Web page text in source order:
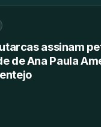
assinam
de Ana Paula